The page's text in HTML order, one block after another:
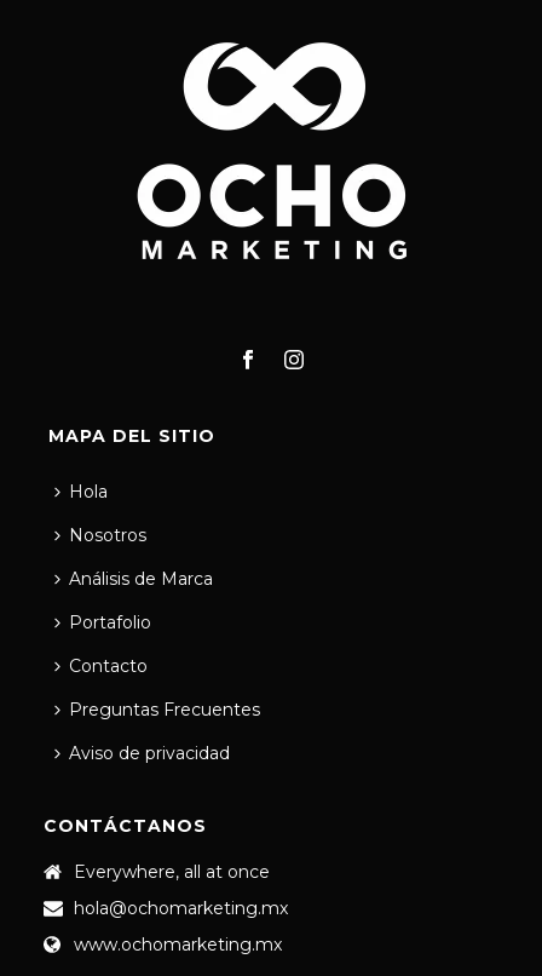
MAPA DEL SITIO
Hola
Nosotros
Análisis de Marca
Portafolio
Contacto
Preguntas Frecuentes
Aviso de privacidad
CONTÁCTANOS
Everywhere, all at once
hola@ochomarketing.mx
www.ochomarketing.mx